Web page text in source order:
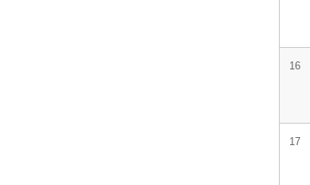
16
17